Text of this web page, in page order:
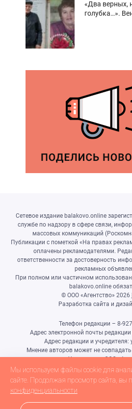
«Два верных,
голубка…».
Сетевое издание balakovo.online
службе по надзору в сфере связи,
массовых коммуникаций
Публикации с пометкой «На правах
оплачены рекламодателями.
ответственности за достоверность
рекламных
При полном или частичном
balakovo.online
© ООО «Агентство» 2026
Разработка сайта и
Телефон редакции – 8-
Адрес электронной почты
Адрес редакции и учредителя:
Мнение авторов может не
Учредитель: ООО
Гл.редактор
Настоящий ресурс может
Мы используем файлы cookie для
сайте. Продолжая просмотр сайта, вы
конфиденциальности